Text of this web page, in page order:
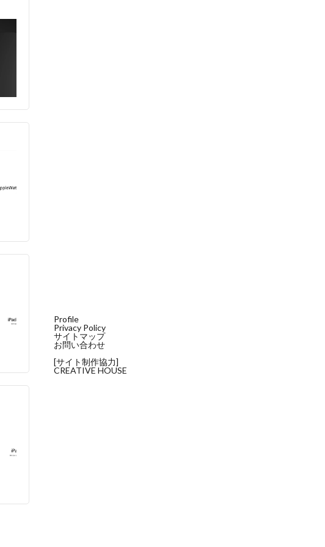
Profile
Privacy Policy
サイトマップ
お問い合わせ
[サイト制作協力]
CREATIVE HOUSE